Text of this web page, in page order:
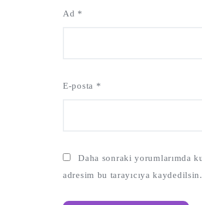
Ad *
E-posta *
Daha sonraki yorumlarımda
adresim bu tarayıcıya kaydedilsin.